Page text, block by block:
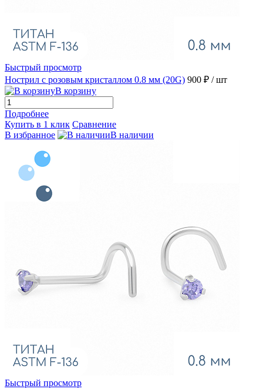
Быстрый просмотр
Нострил с розовым кристаллом 0.8 мм (20G) 900 ₽ / шт
В корзину
Подробнее
Купить в 1 клик Сравнение
В избранное
В наличии
Быстрый просмотр